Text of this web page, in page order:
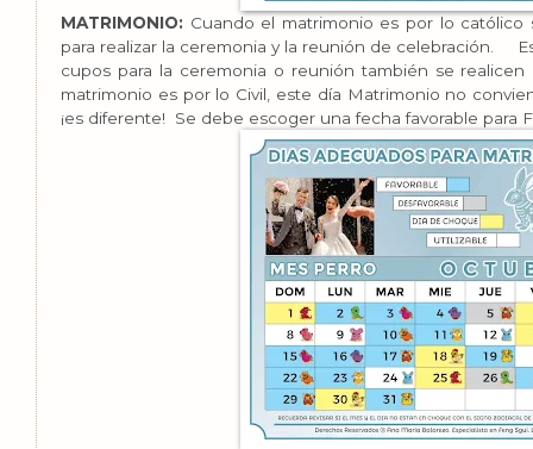
MATRIMONIO: Cuando el matrimonio es por lo
para realizar la ceremonia y la reunión de celebración.
cupos para la ceremonia o reunión también se
matrimonio es por lo Civil, este día Matrimonio no
¡es diferente! Se debe escoger una fecha favorable para